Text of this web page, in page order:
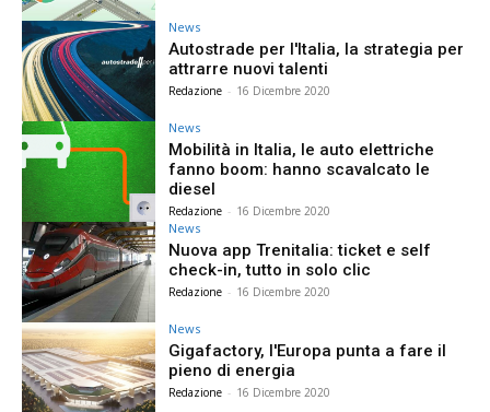
News
Autostrade per l'Italia, la strategia per
attrarre nuovi talenti
Redazione - 16 Dicembre 2020
News
Mobilità in Italia, le auto elettriche
fanno boom: hanno scavalcato le
diesel
Redazione - 16 Dicembre 2020
News
Nuova app Trenitalia: ticket e self
check-in, tutto in solo clic
Redazione - 16 Dicembre 2020
News
Gigafactory, l'Europa punta a fare il
pieno di energia
Redazione - 16 Dicembre 2020